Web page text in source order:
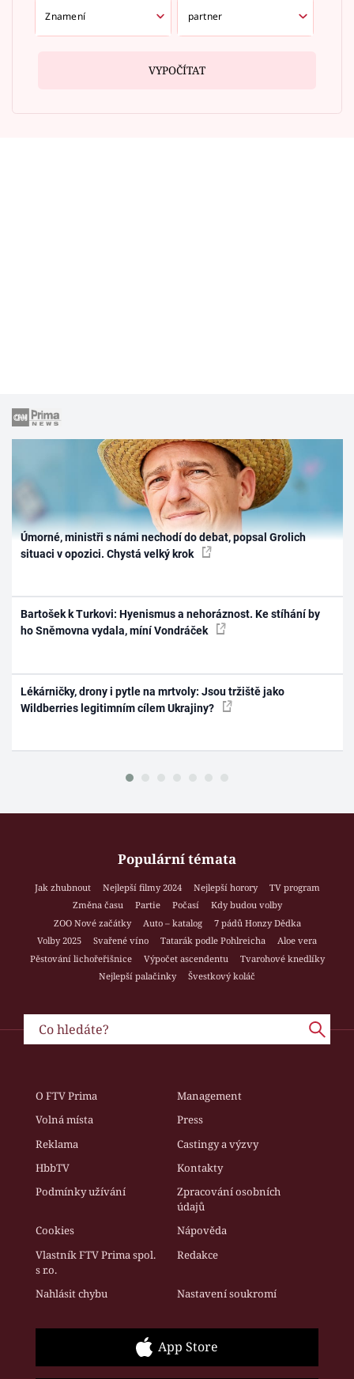
VYPOČÍTAT
Úmorné, ministři s námi nechodí do debat, popsal Grolich
situaci v opozici. Chystá velký krok
Bartošek k Turkovi: Hyenismus a nehoráznost. Ke stíhání by
ho Sněmovna vydala, míní Vondráček
Lékárničky, drony i pytle na mrtvoly: Jsou tržiště jako
Wildberries legitimním cílem Ukrajiny?
Populární témata
Jak zhubnout Nejlepší filmy 2024 Nejlepší horory
TV program
Změna času
Partie Počasí
Kdy budou volby
ZOO Nové začátky
Auto – katalog
7 pádů Honzy Dědka
Volby 2025
Svařené víno Tatarák podle Pohlreicha
Aloe vera
Pěstování lichořeřišnice
Výpočet ascendentu
Tvarohové knedlíky
Nejlepší palačinky
Švestkový koláč
O FTV Prima
Management
Volná místa
Press
Reklama
Castingy a výzvy
HbbTV
Kontakty
Podmínky užívání
Zpracování osobních
údajů
Cookies
Nápověda
Vlastník FTV Prima spol.
s r.o.
Redakce
Nahlásit chybu Nastavení soukromí
App Store